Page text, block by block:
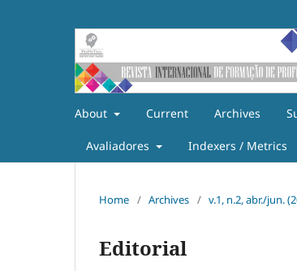
About Current Archives
Avaliadores Indexers / Metrics
Home / Archives / v.1, n.2, abr./jun.
Editorial